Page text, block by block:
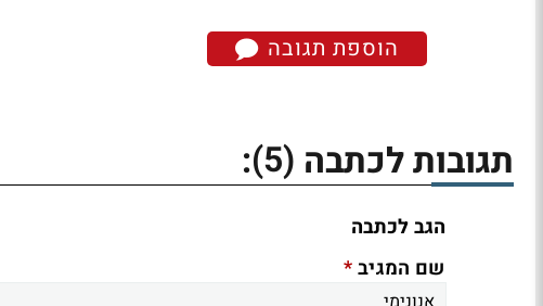
הוספת תגובה
תגובות לכתבה (5)
:
הגב לכתבה
שם המגיב*